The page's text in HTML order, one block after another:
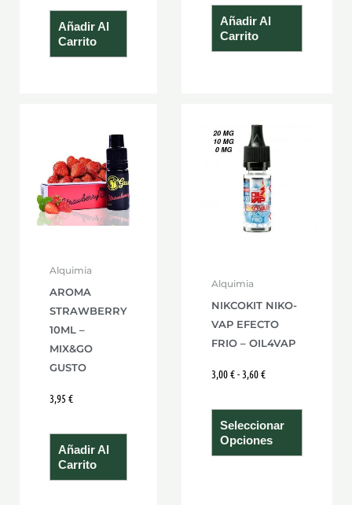
Añadir Al
Carrito
Añadir Al
Carrito
Alquimia
AROMA
STRAWBERRY
10ML –
MIX&GO
GUSTO
3,95 €
Añadir Al
Carrito
Alquimia
NIKCOKIT NIKO-
VAP EFECTO
FRIO – OIL4VAP
3,00€-3,60€
desde
3,00 €
hasta
3,60 €
Seleccionar
Opciones